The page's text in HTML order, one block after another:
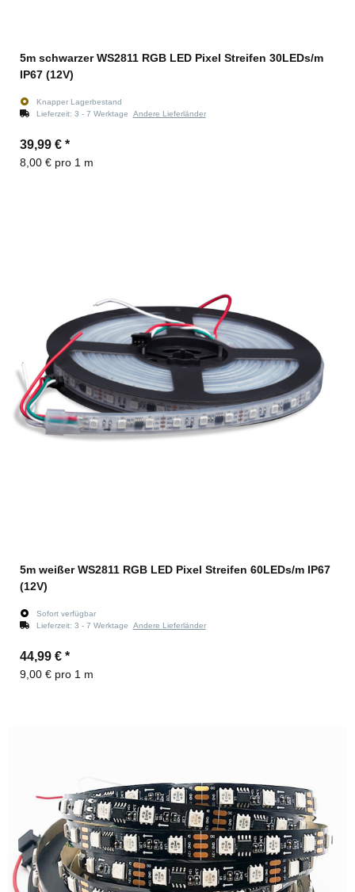
5m schwarzer WS2811 RGB LED Pixel Streifen 30LEDs/m
IP67 (12V)
Knapper Lagerbestand
Lieferzeit: 3 - 7 Werktage Andere Lieferländer
39,99 € *
8,00 € pro 1 m
5m weißer WS2811 RGB LED Pixel Streifen 60LEDs/m IP67
(12V)
Sofort verfügbar
Lieferzeit: 3 - 7 Werktage Andere Lieferländer
44,99 € *
9,00 € pro 1 m